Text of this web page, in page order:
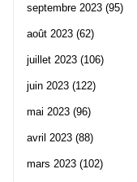
septembre 2023 (95)
août 2023 (62)
juillet 2023 (106)
juin 2023 (122)
mai 2023 (96)
avril 2023 (88)
mars 2023 (102)